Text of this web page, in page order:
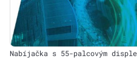
Nabíjačka s 55-palcovým